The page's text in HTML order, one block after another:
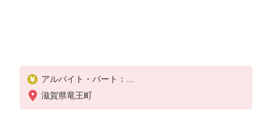
アルバイト・パート：
時給1,200円〜
※経験能力考慮します。
滋賀県竜王町